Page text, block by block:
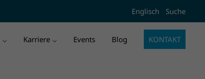
Der Eintrag "offcanvas-col4"
existiert leider nicht.
Englisch Suche
Karriere Events Blog KONTAKT